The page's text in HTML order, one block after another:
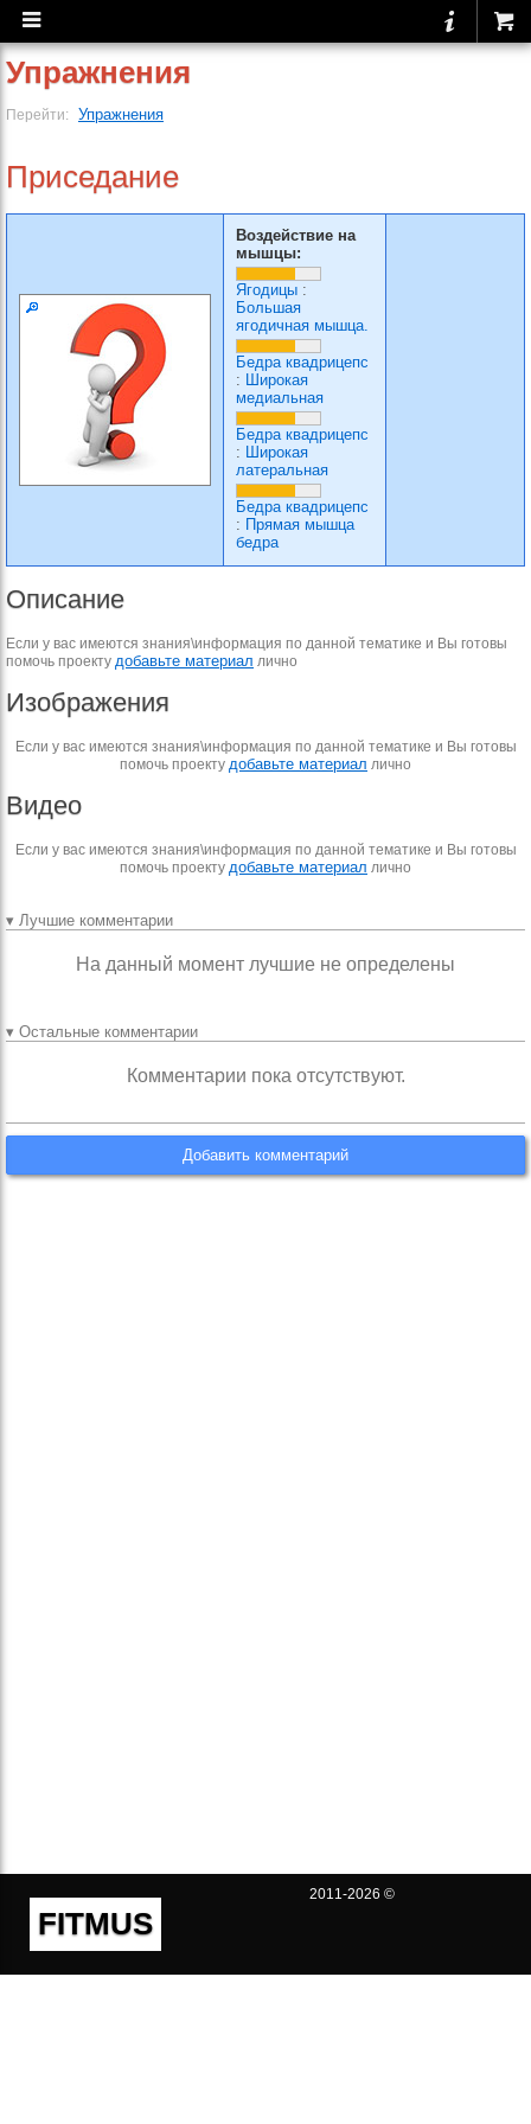
Упражнения
Перейти: Упражнения
Приседание
Воздействие на
мышцы:
Ягодицы :
Большая
ягодичная мышца.
Бедра квадрицепс
: Широкая
медиальная
Бедра квадрицепс
: Широкая
латеральная
Бедра квадрицепс
: Прямая мышца
бедра
Описание
Если у вас имеются знания\информация по данной тематике и Вы готовы
помочь проекту добавьте материал лично
Изображения
Если у вас имеются знания\информация по данной тематике и Вы готовы
помочь проекту добавьте материал лично
Видео
Если у вас имеются знания\информация по данной тематике и Вы готовы
помочь проекту добавьте материал лично
▾ Лучшие комментарии
На данный момент лучшие не определены
▾ Остальные комментарии
Комментарии пока отсутствуют.
Добавить комментарий
FITMUS
2011-2026 ©